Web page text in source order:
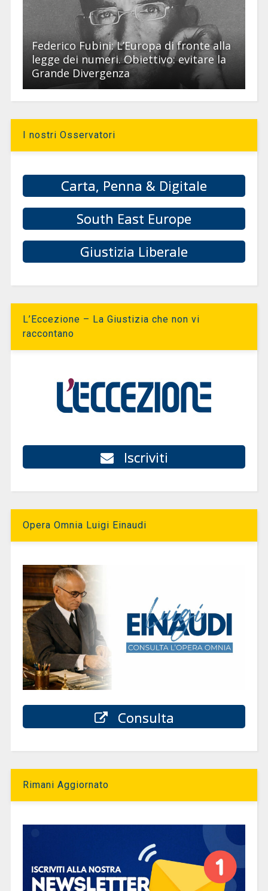
Federico Fubini: L’Europa di fronte alla
legge dei numeri. Obiettivo: evitare la
Grande Divergenza
I nostri Osservatori
Carta, Penna & Digitale
South East Europe
Giustizia Liberale
L’Eccezione – La Giustizia che non vi
raccontano
Iscriviti
Opera Omnia Luigi Einaudi
Consulta
Rimani Aggiornato